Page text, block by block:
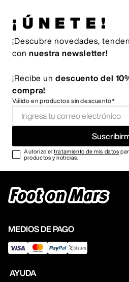
¡ÚNETE!
¡Descubre novedades,
con nuestra newsletter!
¡Recibe un descuento del
compra!
Válido en productos sin descuento*
Autorizo eltratamiento de mis datos
productos y noticias.
MEDIOS DE PAGO
AYUDA